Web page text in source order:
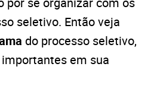
seletivo. Então veja
do processo seletivo,
em sua